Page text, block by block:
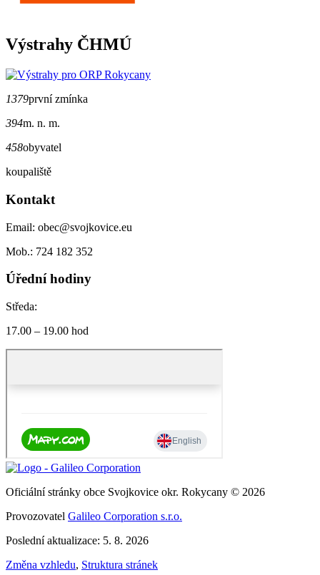
Výstrahy ČHMÚ
1379první zmínka
394m. n. m.
458obyvatel
koupaliště
Kontakt
Email: obec@svojkovice.eu
Mob.: 724 182 352
Úřední hodiny
Středa:
17.00 – 19.00 hod
Oficiální stránky obce Svojkovice okr. Rokycany © 2026
Provozovatel Galileo Corporation s.r.o.
Poslední aktualizace: 5. 8. 2026
Změna vzhledu, Struktura stránek